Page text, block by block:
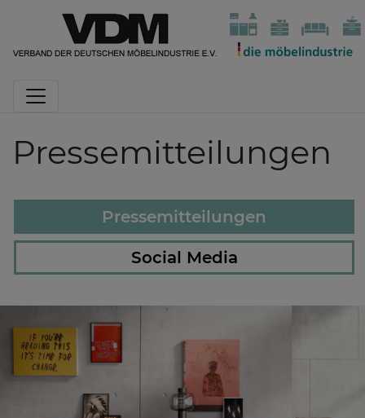
Pressemitteilungen
Pressemitteilungen
Social Media